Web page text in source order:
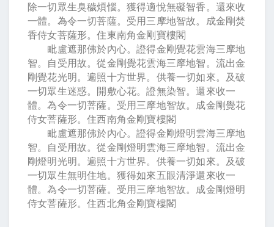
除一切眾生臭穢煩惱。獲得適悅無礙智香。還來收
一體。為令一切菩薩。受用三摩地智故。成金剛焚
香侍女菩薩形。住東南角金剛寶樓閣
毗盧遮那佛於內心。證得金剛覺花雲海三摩地
智。自受用故。從金剛覺花雲海三摩地智。流出金
剛覺花光明。遍照十方世界。供養一切如來。及破
一切眾生迷惑。開敷心花。證無染智。還來收一
體。為令一切菩薩。受用三摩地智故。成金剛覺花
侍女菩薩形。住西南角金剛寶樓閣
毗盧遮那佛於內心。證得金剛燈明雲海三摩地
智。自受用故。從金剛燈明雲海三摩地智。流出金
剛燈明光明。遍照十方世界。供養一切如來。及破
一切眾生無明住地。獲得如來五眼清淨還來收一
體。為令一切菩薩。受用三摩地智故。成金剛燈明
侍女菩薩形。住西北角金剛寶樓閣